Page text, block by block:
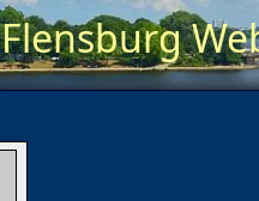
Flensburg